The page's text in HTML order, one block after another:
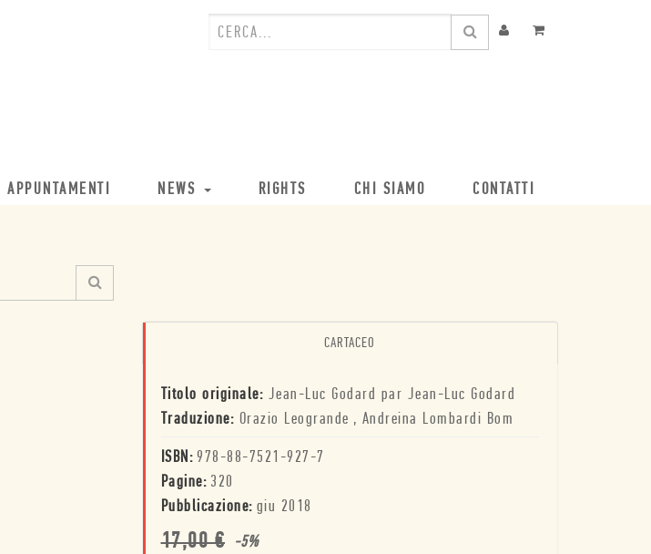
APPUNTAMENTI NEWS RIGHTS CHI SIAMO CONTATTI
CARTACEO
Titolo originale: Jean-Luc Godard par Jean-Luc Godard
Traduzione: Orazio Leogrande , Andreina Lombardi Bom
ISBN: 978-88-7521-927-7
Pagine: 320
Pubblicazione: giu 2018
17,00€ -5%